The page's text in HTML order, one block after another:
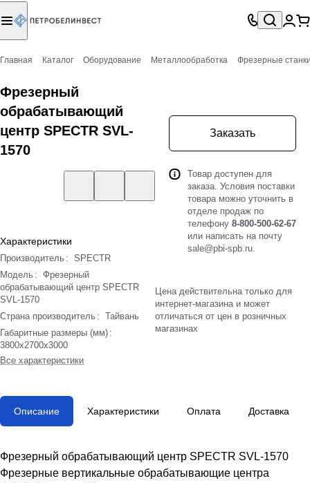
Главная Каталог Оборудование Металлообработка Фрезерные
Фрезерный
обрабатывающий
центр SPECTR SVL-
1570
Характеристики
Производитель : SPECTR
Модель : Фрезерный
обрабатывающий центр SPECTR
SVL-1570
Страна производитель : Тайвань
Габаритные размеры (мм) :
3800х2700х3000
Все характеристики
Заказать
Товар доступен для
заказа. Условия поставки
товара можно уточнить в
отделе продаж по
телефону 8-800-500-62-67
или написать на почту
sale@pbi-spb.ru.
Цена действительна только для
интернет-магазина и может
отличаться от цен в розничных
магазинах
Описание Характеристики Оплата Доставка
Фрезерный обрабатывающий центр SPECTR SVL-1570
Фрезерные вертикальные обрабатывающие центра